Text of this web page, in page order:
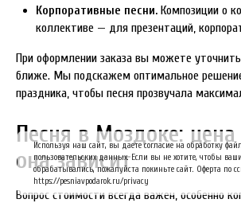
Корпоративные песни. Композиции о
коллективе — для презентаций,
При оформлении заказа вы можете
ближе. Мы подскажем оптимальное
праздника, чтобы песня прозвучала
Песня в Моздоке: цена
она зависит
Вопрос стоимости всегда важен, особенно
Используя наш сайт, вы даете согласие на обработку
пользовательских данных. Если вы не хотите, чтобы
обрабатывались, пожалуйста покиньте сайт. Оферта по
https://pesniavpodarok.ru/privacy